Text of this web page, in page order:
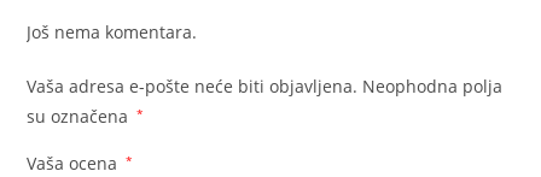
Još nema komentara.
Vaša adresa e-pošte neće biti objavljena. Neophodna polja
su označena
*
Vaša ocena *